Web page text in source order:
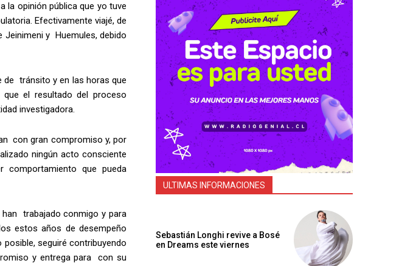
la opinión pública que yo tuve
Efectivamente viajé, de
y Huemules, debido
de tránsito y en las horas que
el resultado del proceso
investigadora.
con gran compromiso y, por
ningún acto consciente
que pueda
trabajado conmigo y para
estos años de desempeño
seguiré contribuyendo
y entrega para con su
ULTIMAS INFORMACIONES
Sebastián Longhi revive a Bosé
en Dreams este viernes